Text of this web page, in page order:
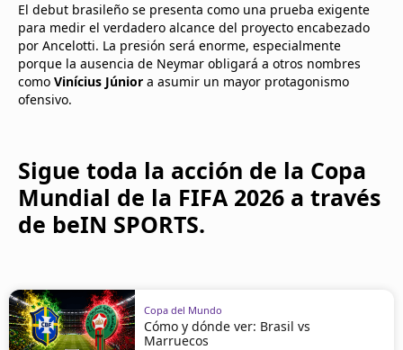
El debut brasileño se presenta como una prueba exigente
para medir el verdadero alcance del proyecto encabezado
por Ancelotti. La presión será enorme, especialmente
porque la ausencia de Neymar obligará a otros nombres
como Vinícius Júnior a asumir un mayor protagonismo
ofensivo.
Sigue toda la acción de la Copa
Mundial de la FIFA 2026 a través
de beIN SPORTS.
Copa del Mundo
Cómo y dónde ver: Brasil vs
Marruecos